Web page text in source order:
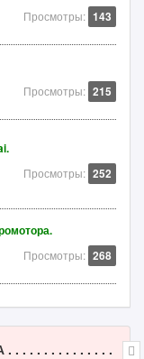
Просмотры: 143
Просмотры: 215
Просмотры: 252
Просмотры: 268
. . . . . . . . . . . . .